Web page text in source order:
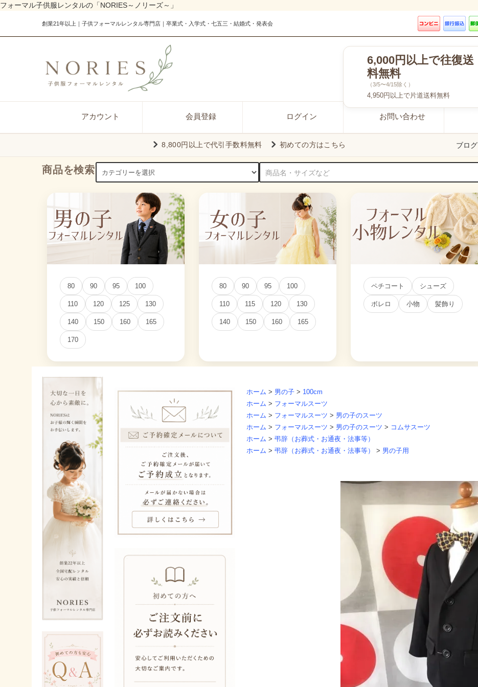
フォーマル子供服レンタルの「NORIES～ノリーズ～」
創業21年以上｜子供フォーマルレンタル専門店｜卒業式・入学式・七五三・結婚式・発表会
6,000円以上で往復送
料無料
（3/5〜4/15除く）
4,950円以上で片道送料無料
アカウント 会員登録 ログイン お問い合わせ
8,800円以上で代引手数料無料 初めての方はこちら ブログ
商品を検索
80 90 95 100
110 120 125 130
140 150 160 165
170
80 90 95 100
110 115 120 130
140 150 160 165
ペチコート シューズ
ボレロ 小物 髪飾り
ホーム > 男の子 > 100cm
ホーム > フォーマルスーツ
ホーム > フォーマルスーツ > 男の子のスーツ
ホーム > フォーマルスーツ > 男の子のスーツ > コムサスーツ
ホーム > 弔辞（お葬式・お通夜・法事等）
ホーム > 弔辞（お葬式・お通夜・法事等） > 男の子用